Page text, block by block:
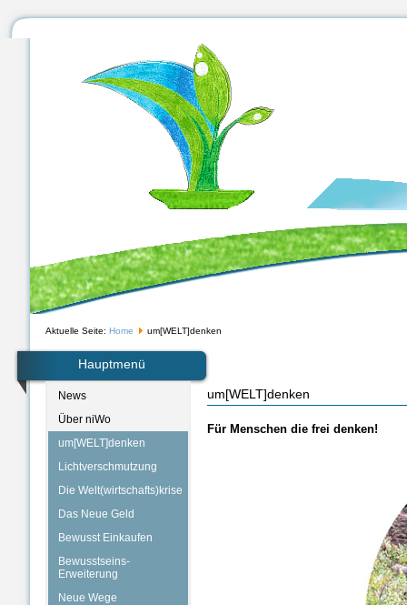
Aktuelle Seite: Home um[WELT]denken
Hauptmenü
News
Über niWo
um[WELT]denken
Lichtverschmutzung
Die Welt(wirtschafts)krise
Das Neue Geld
Bewusst Einkaufen
Bewusstseins-
Erweiterung
Neue Wege
um[WELT]denken
Für Menschen die frei denken!